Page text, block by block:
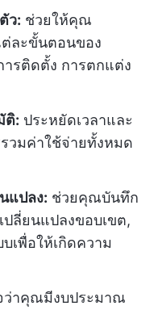
ว: ช่วยให้คุณ
ต่ละขั้นตอนของ
ารติดตั้ง การตกแต่ง
ติ: ประหยัดเวลาและ
วมค่าใช้จ่ายทั้งหมด
แปลง: ช่วยคุณบันทึก
ลี่ยนแปลงขอบเขต,
เพื่อให้เกิดความ
ว่าคุณมีงบประมาณ